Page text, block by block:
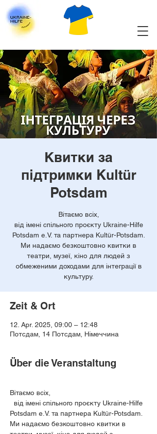
Квитки за
підтримки Kultür
Potsdam
Вітаємо всіх,
від імені спільного проєкту Ukraine-Hilfe
Potsdam e.V. та партнера Kultür-Potsdam.
Ми надаємо безкоштовно квитки в
театри, музеї, кіно для людей з
обмеженими доходами для інтеграції в
культуру.
Zeit & Ort
12. Apr. 2025, 09:00 – 12:48
Потсдам, 14 Потсдам, Німеччина
Über die Veranstaltung
Вітаємо всіх,
Potsdam e.V. та партнера Kultür-Potsdam.
Ми надаємо безкоштовно квитки в